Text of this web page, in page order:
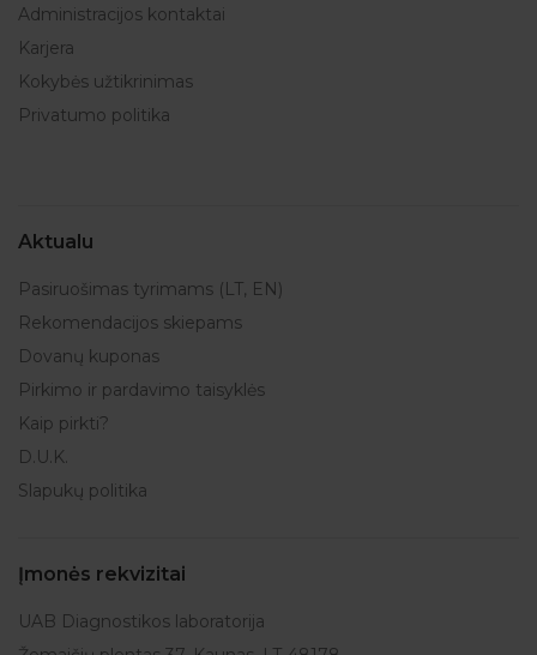
Administracijos kontaktai
Karjera
Kokybės užtikrinimas
Privatumo politika
Aktualu
Pasiruošimas tyrimams (LT, EN)
Rekomendacijos skiepams
Dovanų kuponas
Pirkimo ir pardavimo taisyklės
Kaip pirkti?
D.U.K.
Slapukų politika
Įmonės rekvizitai
UAB Diagnostikos laboratorija